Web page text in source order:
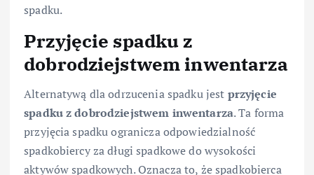
spadku.
Przyjęcie spadku z
dobrodziejstwem inwentarza
Alternatywą dla odrzucenia spadku jest przyjęcie
spadku z dobrodziejstwem inwentarza. Ta forma
przyjęcia spadku ogranicza odpowiedzialność
spadkobiercy za długi spadkowe do wysokości
aktywów spadkowych. Oznacza to, że spadkobierca